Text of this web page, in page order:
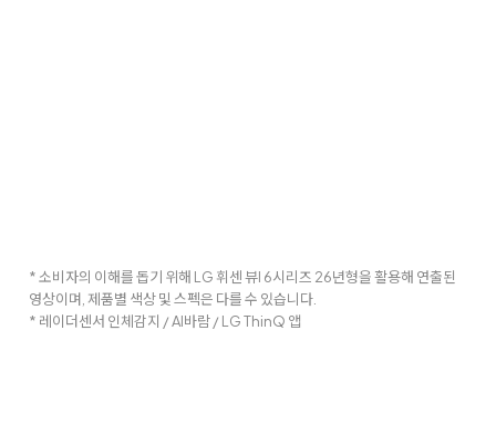
* 소비자의 이해를 돕기 위해 LG 휘센 뷰I 6시리즈 26년형을 활용해 연출된
영상이며, 제품별 색상 및 스펙은 다를 수 있습니다.
* 레이더센서 인체감지 / AI바람 / LG ThinQ 앱